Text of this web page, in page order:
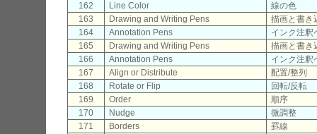
162
Line Color
線の色
163
Drawing and Writing Pens
描画と書き
164
Annotation Pens
インク注釈
165
Drawing and Writing Pens
描画と書き
166
Annotation Pens
インク注釈
167
Align or Distribute
配置/整列
168
Rotate or Flip
回転/反転
169
Order
順序
170
Nudge
微調整
171
Borders
罫線